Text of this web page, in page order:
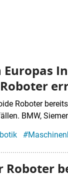
Europas
Roboter
BMW,
#
Roboter